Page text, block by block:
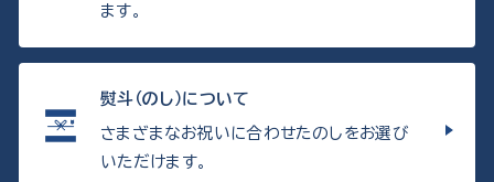
ます。
熨斗（のし）について
さまざまなお祝いに合わせたのしをお選び
いただけます。